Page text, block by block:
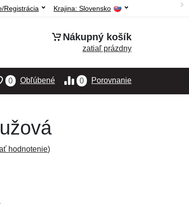
Krajina: Slovensko
Registrácia
Nákupný košík
zatiaľ prázdny
0 Porovnanie
0 Obľúbené
hodnotenie)